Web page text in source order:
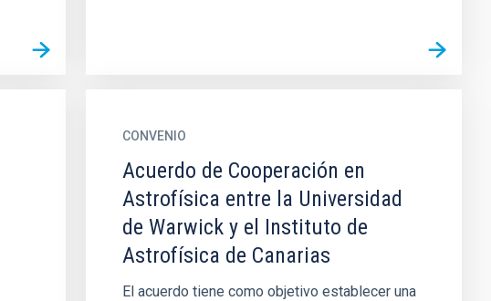
CONVENIO
Acuerdo de Cooperación en
Astrofísica entre la Universidad
de Warwick y el Instituto de
Astrofísica de Canarias
El acuerdo tiene como objetivo establecer una